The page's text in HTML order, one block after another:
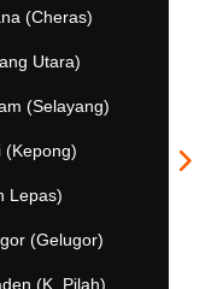
(Cheras)
Utara)
(Selayang)
(Kepong)
Lepas)
(Gelugor)
(K. Pilah)